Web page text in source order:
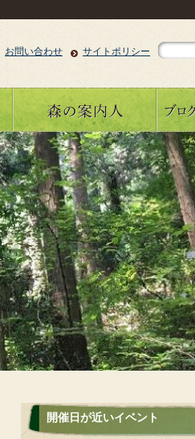
お問い合わせ サイトポリシー
開催日が近いイベント